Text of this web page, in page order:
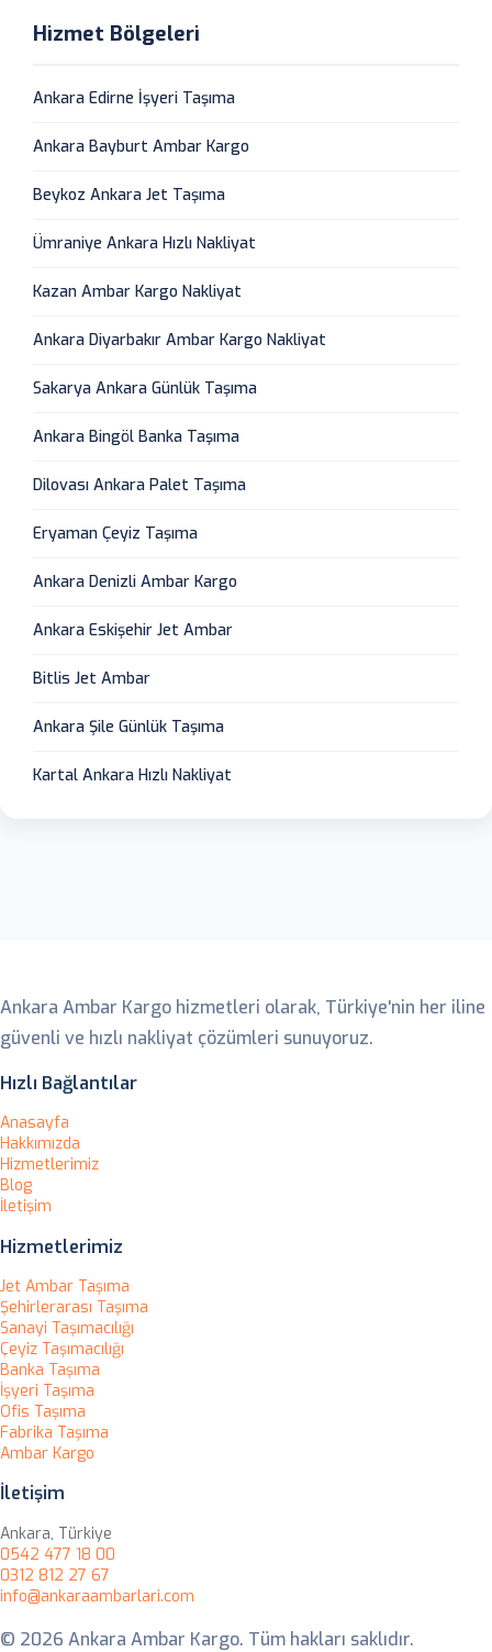
Hizmet Bölgeleri
Ankara Edirne İşyeri Taşıma
Ankara Bayburt Ambar Kargo
Beykoz Ankara Jet Taşıma
Ümraniye Ankara Hızlı Nakliyat
Kazan Ambar Kargo Nakliyat
Ankara Diyarbakır Ambar Kargo Nakliyat
Sakarya Ankara Günlük Taşıma
Ankara Bingöl Banka Taşıma
Dilovası Ankara Palet Taşıma
Eryaman Çeyiz Taşıma
Ankara Denizli Ambar Kargo
Ankara Eskişehir Jet Ambar
Bitlis Jet Ambar
Ankara Şile Günlük Taşıma
Kartal Ankara Hızlı Nakliyat
Ankara Ambar Kargo hizmetleri olarak, Türkiye'nin her iline
güvenli ve hızlı nakliyat çözümleri sunuyoruz.
Hızlı Bağlantılar
Anasayfa
Hakkımızda
Hizmetlerimiz
Blog
İletişim
Hizmetlerimiz
Jet Ambar Taşıma
Şehirlerarası Taşıma
Sanayi Taşımacılığı
Çeyiz Taşımacılığı
Banka Taşıma
İşyeri Taşıma
Ofis Taşıma
Fabrika Taşıma
Ambar Kargo
İletişim
Ankara, Türkiye
0542 477 18 00
0312 812 27 67
info@ankaraambarlari.com
© 2026 Ankara Ambar Kargo. Tüm hakları saklıdır.